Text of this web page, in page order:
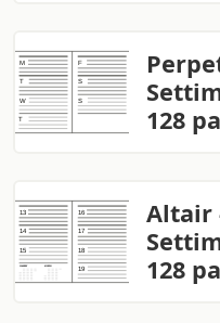
128
Altair
128